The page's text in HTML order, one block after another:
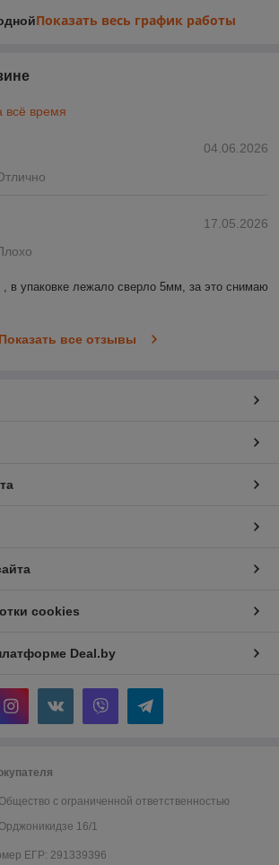
Показать весь график работы
всё время
04.06.2026
17.05.2026
в упаковке лежало сверло 5мм, за это снимаю
Показать все отзывы
cookies
Deal.by
Общество с ограниченной ответственностью
16/1
ЕГР: 291339396